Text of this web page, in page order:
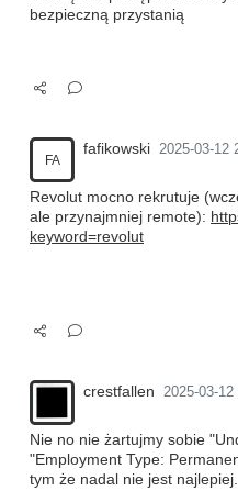
bezpieczną przystanią
FA
fafikowski 2025-03-12
Revolut mocno rekrutuje
ale przynajmniej remote):
keyword=revolut
crestfallen 2025-03-12
Nie no nie żartujmy sobie
"Employment Type:
tym że nadal nie jest najlepiej...